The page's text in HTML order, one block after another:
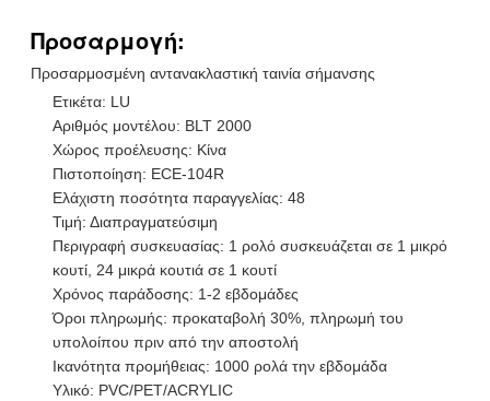
Προσαρμογή:
Προσαρμοσμένη αντανακλαστική ταινία σήμανσης
Ετικέτα: LU
Αριθμός μοντέλου: BLT 2000
Χώρος προέλευσης: Κίνα
Πιστοποίηση: ECE-104R
Ελάχιστη ποσότητα παραγγελίας: 48
Τιμή: Διαπραγματεύσιμη
Περιγραφή συσκευασίας: 1 ρολό συσκευάζεται σε 1 μικρό
κουτί, 24 μικρά κουτιά σε 1 κουτί
Χρόνος παράδοσης: 1-2 εβδομάδες
Όροι πληρωμής: προκαταβολή 30%, πληρωμή του
υπολοίπου πριν από την αποστολή
Ικανότητα προμήθειας: 1000 ρολά την εβδομάδα
Υλικό: PVC/PET/ACRYLIC